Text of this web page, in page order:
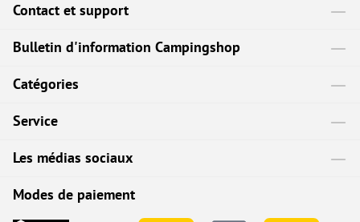
Contact et support
Bulletin d'information Campingshop
Catégories
Service
Les médias sociaux
Modes de paiement